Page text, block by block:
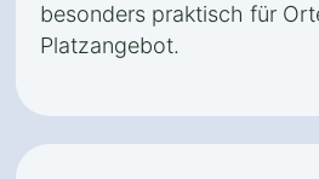
besonders praktisch für
Platzangebot.